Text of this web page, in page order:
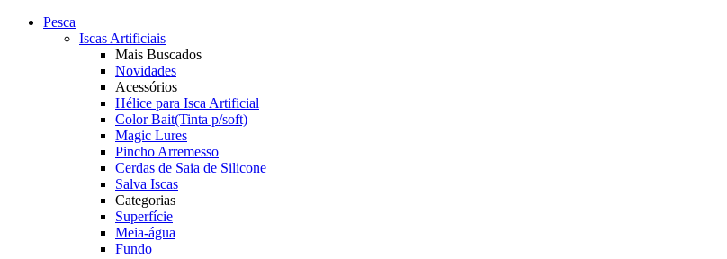
Pesca
Iscas Artificiais
Mais Buscados
Novidades
Acessórios
Hélice para Isca Artificial
Color Bait(Tinta p/soft)
Magic Lures
Pincho Arremesso
Cerdas de Saia de Silicone
Salva Iscas
Categorias
Superfície
Meia-água
Fundo